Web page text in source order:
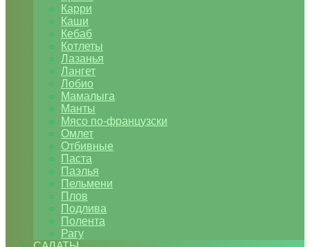
Карри
Каши
Кебаб
Котлеты
Лазанья
Лангет
Лобио
Мамалыга
Манты
Мясо по-французски
Омлет
Отбивные
Паста
Паэлья
Пельмени
Плов
Подлива
Полента
Рагу